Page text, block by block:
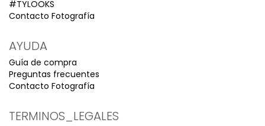
#TYLOOKS
Contacto Fotografía
AYUDA
Guía de compra
Preguntas frecuentes
Contacto Fotografía
TERMINOS_LEGALES